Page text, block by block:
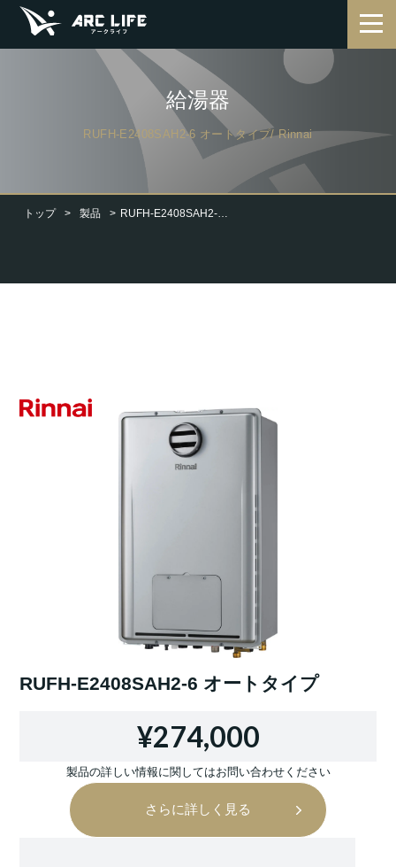
トップ 製品 RUFH-E2408SAH2-6 オートタイプ
給湯器
RUFH-E2408SAH2-6 オートタイプ/ Rinnai
RUFH-E2408SAH2-6 オートタイプ
¥274,000
製品の詳しい情報に関してはお問い合わせください
さらに詳しく見る